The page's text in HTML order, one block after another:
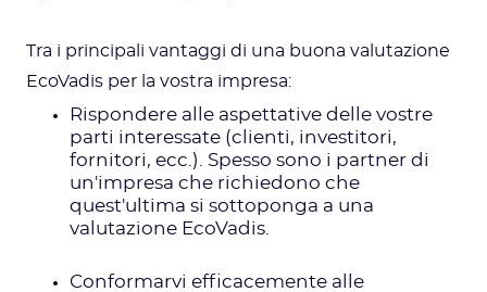
Tra i principali vantaggi di una buona valutazione
EcoVadis per la vostra impresa:
Rispondere alle aspettative delle vostre
parti interessate (clienti, investitori,
fornitori, ecc.). Spesso sono i partner di
un'impresa che richiedono che
quest'ultima si sottoponga a una
valutazione EcoVadis.
Conformarvi efficacemente alle